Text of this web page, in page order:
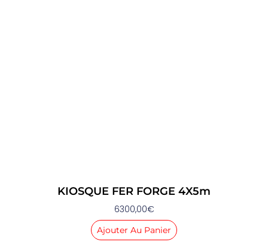
KIOSQUE FER FORGE 4X5m
6300,00€
Ajouter Au Panier